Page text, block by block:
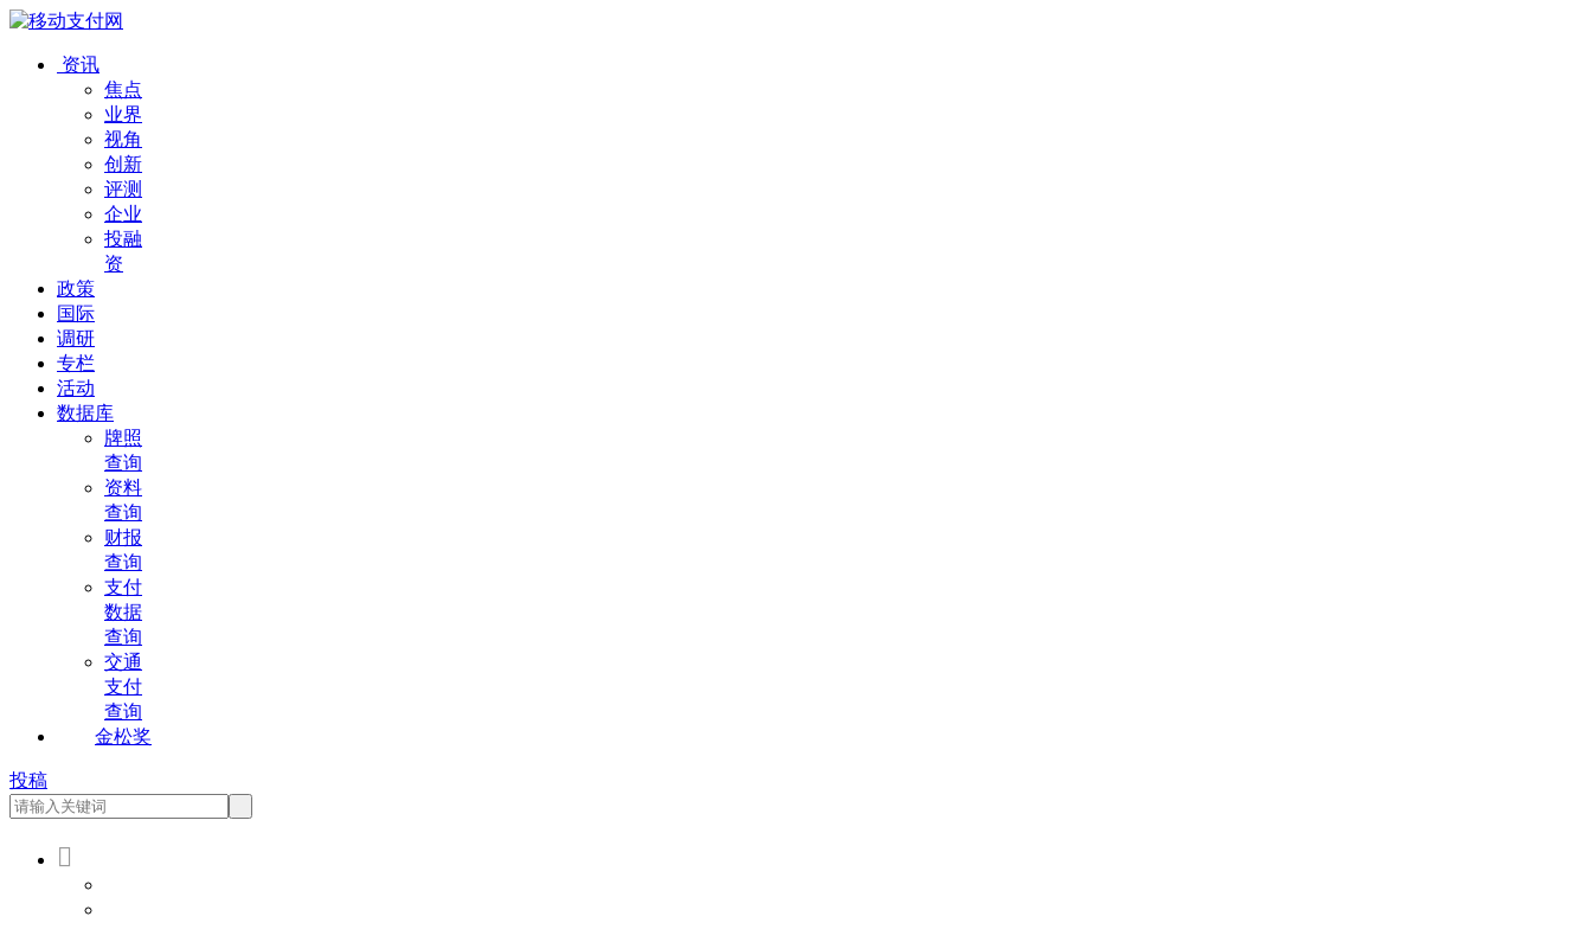
资讯
焦点
业界
视角
创新
评测
企业
投融
资
政策
国际
调研
专栏
活动
数据库
牌照
查询
资料
查询
财报
查询
支付
数据
查询
交通
支付
查询
金松奖
投稿
